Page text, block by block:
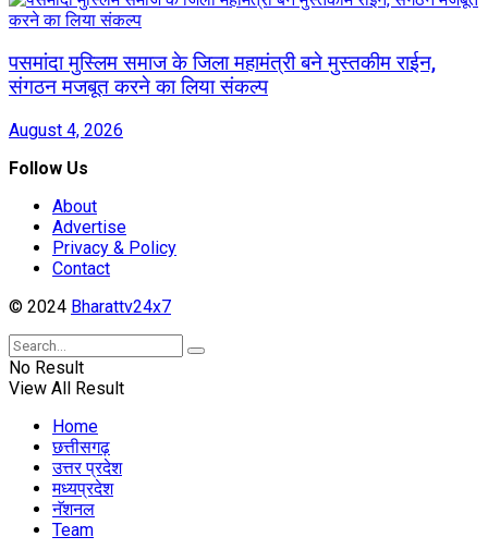
पसमांदा मुस्लिम समाज के जिला महामंत्री बने मुस्तकीम राईन,
संगठन मजबूत करने का लिया संकल्प
August 4, 2026
Follow Us
About
Advertise
Privacy & Policy
Contact
© 2024 Bharattv24x7
No Result
View All Result
Home
छत्तीसगढ़
उत्तर प्रदेश
मध्यप्रदेश
नॅशनल
Team